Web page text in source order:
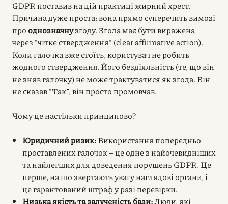
GDPR поставив на цій практиці жирний хрест.
Причина дуже проста: вона прямо суперечить вимозі
про однозначнузгоду. Згода має бути виражена
через “чітке ствердження” (clear affirmative action).
Коли галочка вже стоїть, користувач не робить
жодного ствердження. Його бездіяльність (те, що він
не зняв галочку) не може трактуватися як згода. Він
не сказав “Так”, він просто промовчав.
Чому це настільки принципово?
Юридичний ризик:Використання попередньо
проставлених галочок – це одне з найочевидніших
та найлегших для доведення порушень GDPR. Це
перше, на що звертають увагу наглядові органи, і
це гарантований штраф у разі перевірки.
Низька якість та залученість бази:Люди, які